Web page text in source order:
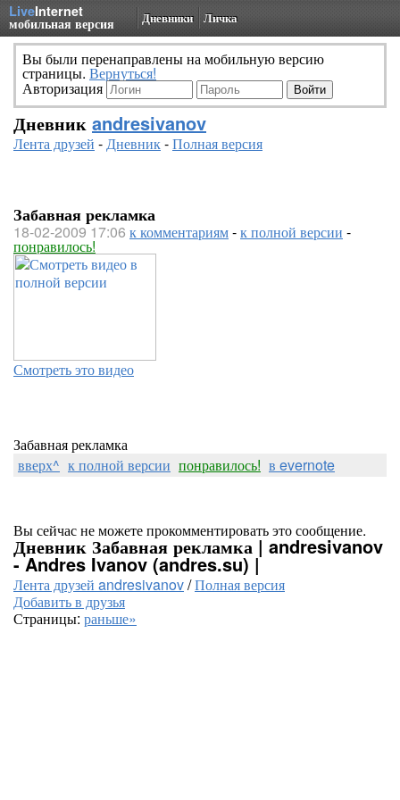
LiveInternet
мобильная версия Дневники Личка
Вы были перенаправлены на мобильную версию
страницы. Вернуться!
Авторизация
Дневник andresivanov
Лента друзей -Дневник-Полная версия
Забавная рекламка
18-02-2009 17:06 к комментариям-к полной версии -
понравилось!
Смотреть это видео
Забавная рекламка
вверх^ к полной версии понравилось! в evernote
Вы сейчас не можете прокомментировать это сообщение.
Дневник Забавная рекламка | andresivanov
- Andres Ivanov (andres.su) |
Лента друзей andresivanov/Полная версия
Добавить в друзья
Страницы: раньше»